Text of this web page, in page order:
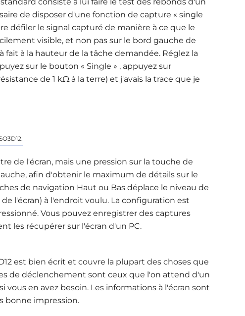
de disposer d'une fonction de capture « single
défiler le signal capturé de manière à ce que le
visible, et non pas sur le bord gauche de
fait à la hauteur de la tâche demandée. Réglez la
sur le bouton « Single » , appuyez sur
de 1 kΩ à la terre) et j'avais la trace que je
de l'écran, mais une pression sur la touche de
afin d'obtenir le maximum de détails sur le
de navigation Haut ou Bas déplace le niveau de
l'écran) à l'endroit voulu. La configuration est
Vous pouvez enregistrer des captures
les récupérer sur l'écran d'un PC.
est bien écrit et couvre la plupart des choses que
de déclenchement sont ceux que l'on attend d'un
vous en avez besoin. Les informations à l'écran sont
bonne impression.